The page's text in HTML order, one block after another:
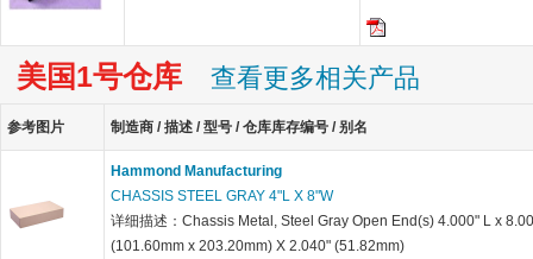
美国1号仓库 查看更多相关产品
参考图片 制造商 / 描述 / 型号 / 仓库库存编号 / 别名
Hammond Manufacturing
CHASSIS STEEL GRAY 4"L X 8"W
详细描述：Chassis Metal, Steel Gray Open End(s) 4.000" L x
(101.60mm x 203.20mm) X 2.040" (51.82mm)